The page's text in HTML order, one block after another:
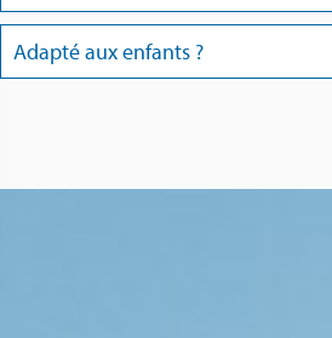
Adapté aux enfants ?